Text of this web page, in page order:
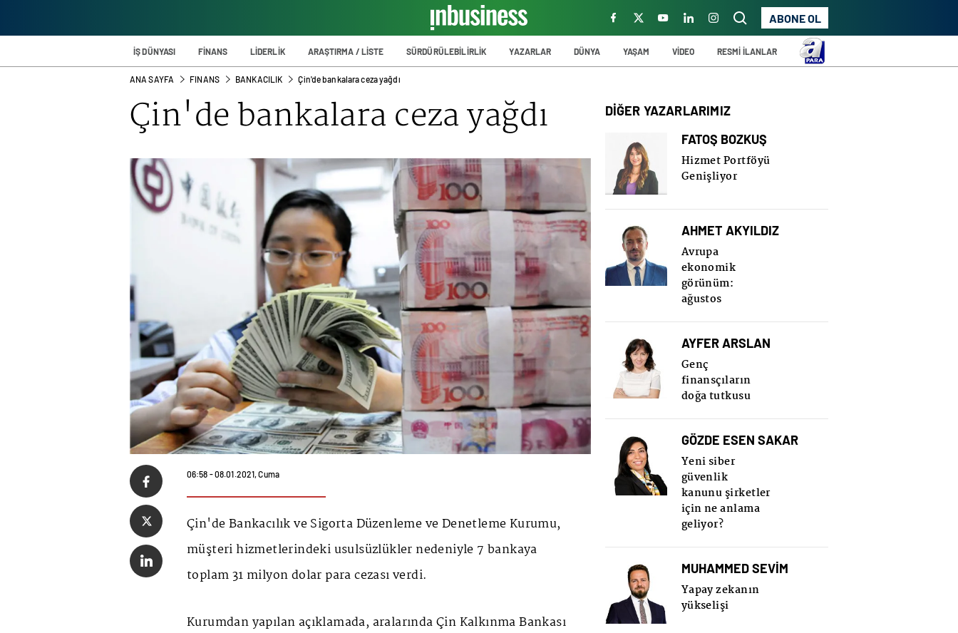
ABONE OL
İŞ DÜNYASI FİNANS LİDERLİK ARAŞTIRMA / LİSTE SÜRDÜRÜLEBİLİRLİK YAZARLAR DÜNYA YAŞAM VİDEO RESMİ İLANLAR
ANA SAYFA FINANS BANKACILIK Çin'de bankalara ceza yağdı
Çin'de bankalara ceza yağdı
06:58 - 08.01.2021, Cuma
Çin'de Bankacılık ve Sigorta Düzenleme ve Denetleme Kurumu,
müşteri hizmetlerindeki usulsüzlükler nedeniyle 7 bankaya
toplam 31 milyon dolar para cezası verdi.
Kurumdan yapılan açıklamada, aralarında Çin Kalkınma Bankası
DİĞER YAZARLARIMIZ
FATOŞ BOZKUŞ
Hizmet Portföyü
Genişliyor
AHMET AKYILDIZ
Avrupa
ekonomik
görünüm:
ağustos
AYFER ARSLAN
Genç
finansçıların
doğa tutkusu
GÖZDE ESEN SAKAR
Yeni siber
güvenlik
kanunu şirketler
için ne anlama
geliyor?
MUHAMMED SEVİM
Yapay zekanın
yükselişi